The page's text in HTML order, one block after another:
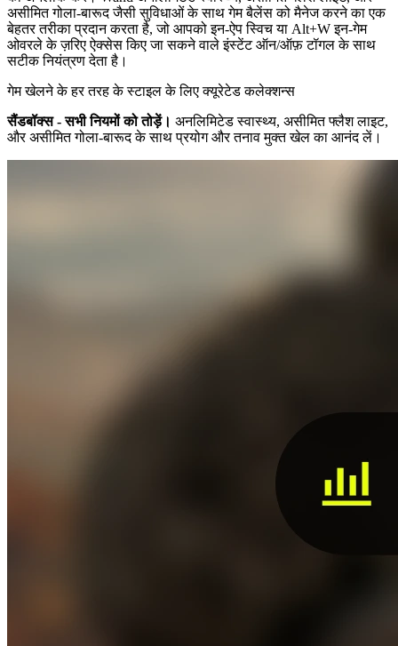
असीमित गोला-बारूद जैसी सुविधाओं के साथ गेम बैलेंस को मैनेज करने का एक
बेहतर तरीका प्रदान करता है, जो आपको इन-ऐप स्विच या Alt+W इन-गेम
ओवरले के ज़रिए ऐक्सेस किए जा सकने वाले इंस्टेंट ऑन/ऑफ़ टॉगल के साथ
सटीक नियंत्रण देता है।
गेम खेलने के हर तरह के स्टाइल के लिए क्यूरेटेड कलेक्शन्स
सैंडबॉक्स - सभी नियमों को तोड़ें। अनलिमिटेड स्वास्थ्य, असीमित फ्लैश लाइट,
और असीमित गोला-बारूद के साथ प्रयोग और तनाव मुक्त खेल का आनंद लें।